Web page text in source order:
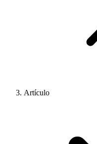
Artículo